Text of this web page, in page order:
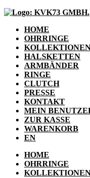
HOME
OHRRINGE
HALSKETTEN
ARMBÄNDER
RINGE
CLUTCH
PRESSE
KONTAKT
MEIN
ZUR KASSE
WARENKORB
EN
HOME
OHRRINGE